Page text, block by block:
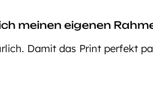
meinen eigenen
Damit das Print perfekt